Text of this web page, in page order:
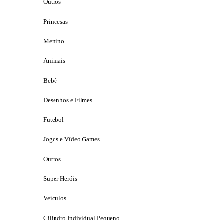
Outros
Princesas
Menino
Animais
Bebé
Desenhos e Filmes
Futebol
Jogos e Vídeo Games
Outros
Super Heróis
Veículos
Cilindro Individual Pequeno